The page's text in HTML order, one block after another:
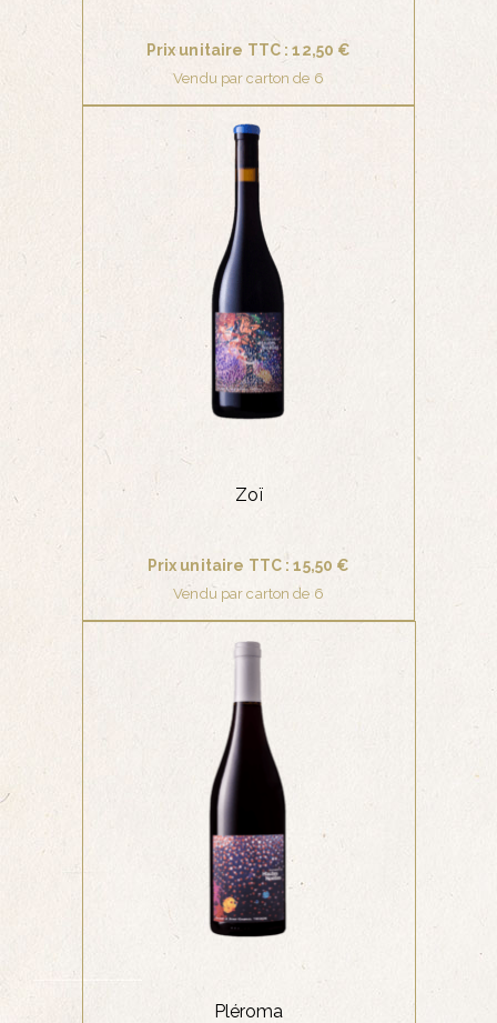
Prix unitaire TTC : 12,50 €
Vendu par carton de 6
ROUGE
AJOUTER AU PANIER
Zoï
Prix unitaire TTC : 15,50 €
Vendu par carton de 6
ROUGE
Pléroma